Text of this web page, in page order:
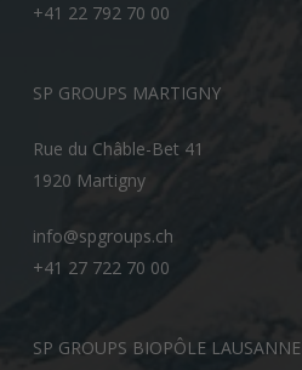
+41 22 792 70 00
SP GROUPS MARTIGNY
Rue du Châble-Bet 41
1920 Martigny
info@spgroups.ch
+41 27 722 70 00
SP GROUPS BIOPÔLE LAUSANNE